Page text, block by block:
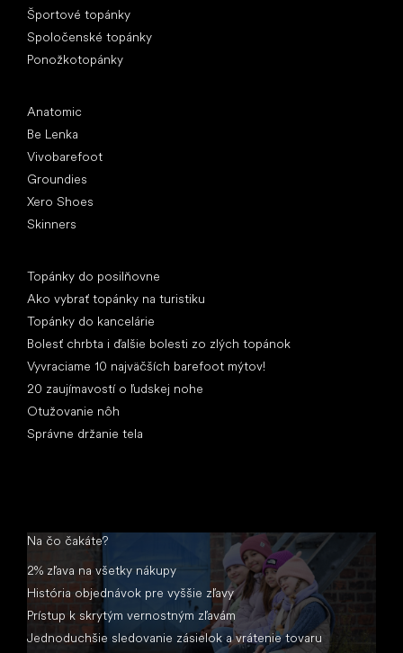
Športové topánky
Spoločenské topánky
Ponožkotopánky
Anatomic
Be Lenka
Vivobarefoot
Groundies
Xero Shoes
Skinners
Topánky do posilňovne
Ako vybrať topánky na turistiku
Topánky do kancelárie
Bolesť chrbta i ďalšie bolesti zo zlých topánok
Vyvraciame 10 najväčších barefoot mýtov!
20 zaujímavostí o ľudskej nohe
Otužovanie nôh
Správne držanie tela
Na čo čakáte?
2% zľava na všetky nákupy
História objednávok pre vyššie zľavy
Prístup k skrytým vernostným zľavám
Jednoduchšie sledovanie zásielok a vrátenie tovaru